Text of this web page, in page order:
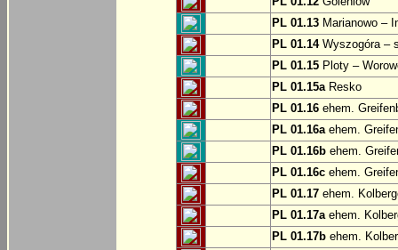
PL 01.13 Marianowo –
PL 01.14Wyszogóra –
PL 01.15 Ploty –
PL 01.15aResko
PL 01.16 ehem.
PL 01.16aehem.
PL 01.16b ehem.
PL 01.16c ehem.
PL 01.17 ehem.
PL 01.17aehem.
PL 01.17b ehem.